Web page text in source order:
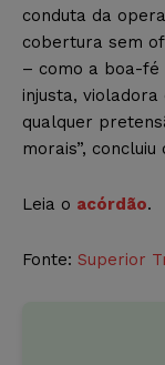
conduta da
cobertura sem
– como a boa-fé
injusta,
qualquer
morais”,
Leia o acórdão.
Fonte: Superior